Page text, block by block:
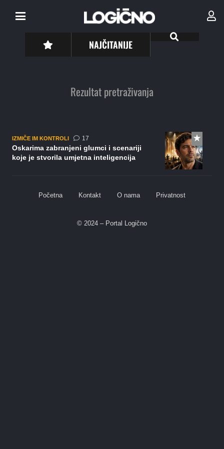
NAJČITANIJE
Rezultat pretraživanja
IZMIČE IM KONTROLI 17komentara
Oskarima zabranjeni glumci i scenariji
koje je stvorila umjetna inteligencija
Početna Kontakt O nama Privatnost
© 2024 – Portal Logično